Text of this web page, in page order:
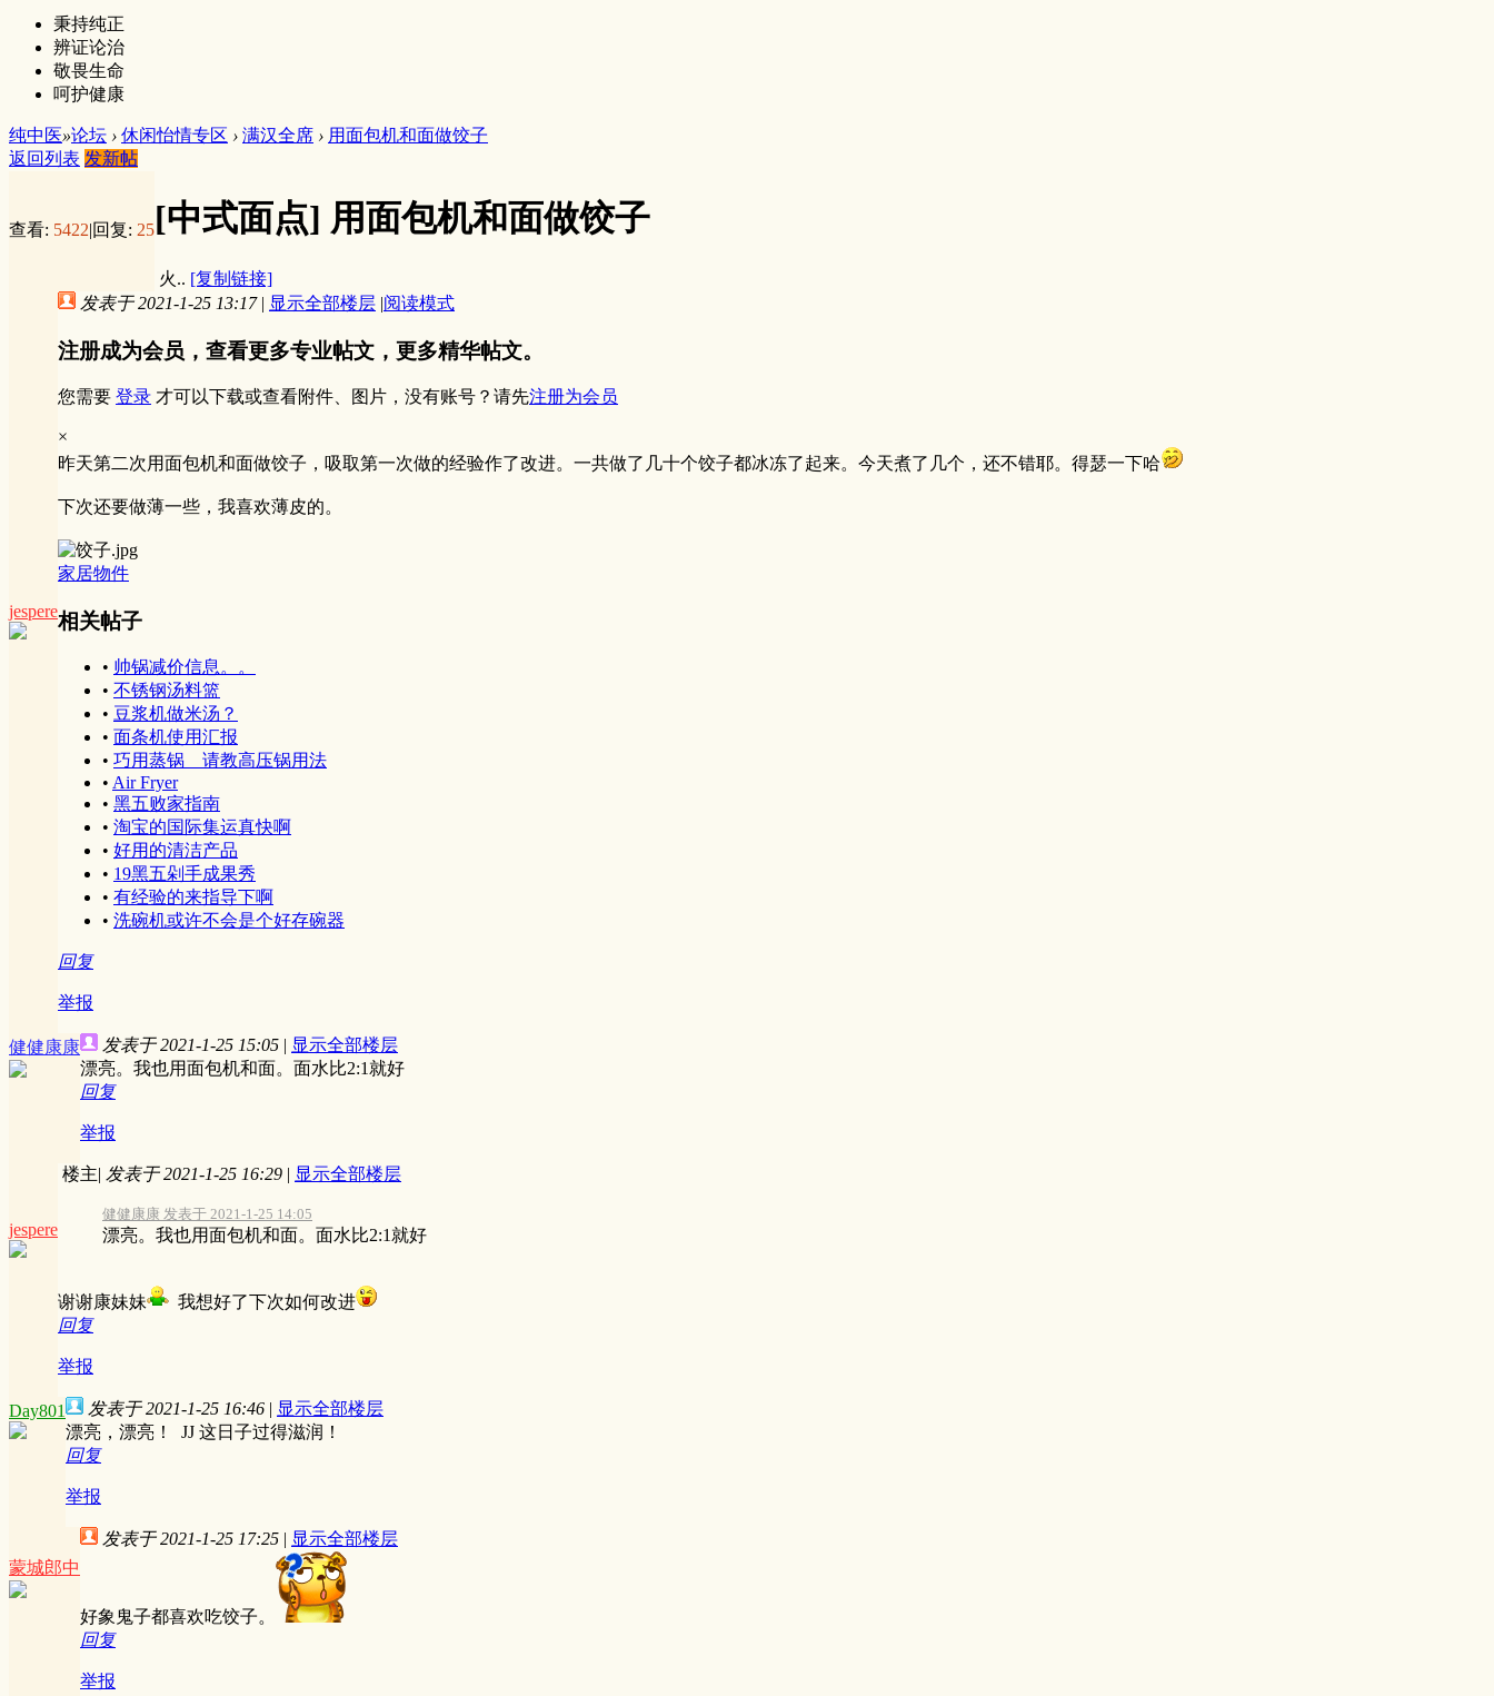
秉持纯正
辨证论治
敬畏生命
呵护健康
纯中医»论坛 › 休闲怡情专区 › 满汉全席 › 用面包机和面做饺子
返回列表 发新帖
查看: 5422|回复: 25[中式面点] 用面包机和面做饺子
火.. [复制链接]
jespere
发表于 2021-1-25 13:17 | 显示全部楼层 |阅读模式
注册成为会员，查看更多专业帖文，更多精华帖文。
您需要 登录 才可以下载或查看附件、图片，没有账号？请先注册为会员
×
昨天第二次用面包机和面做饺子，吸取第一次做的经验作了改进。一共做了几十个饺子都冰冻了起来。今天煮了几个，还不错耶。得瑟一下哈
下次还要做薄一些，我喜欢薄皮的。
家居物件
相关帖子
• 帅锅减价信息。。
• 不锈钢汤料篮
• 豆浆机做米汤？
• 面条机使用汇报
• 巧用蒸锅 请教高压锅用法
• Air Fryer
• 黑五败家指南
• 淘宝的国际集运真快啊
• 好用的清洁产品
• 19黑五剁手成果秀
• 有经验的来指导下啊
• 洗碗机或许不会是个好存碗器
回复
举报
健健康康 发表于 2021-1-25 15:05 | 显示全部楼层
漂亮。我也用面包机和面。面水比2:1就好
回复
举报
jespere
楼主| 发表于 2021-1-25 16:29 | 显示全部楼层
健健康康 发表于 2021-1-25 14:05
漂亮。我也用面包机和面。面水比2:1就好
谢谢康妹妹
我想好了下次如何改进
回复
举报
Day801 发表于 2021-1-25 16:46 | 显示全部楼层
漂亮，漂亮！ JJ 这日子过得滋润！
回复
举报
蒙城郎中
发表于 2021-1-25 17:25 | 显示全部楼层
好象鬼子都喜欢吃饺子。
回复
举报